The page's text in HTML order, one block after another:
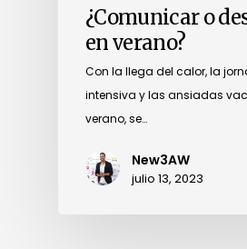
¿Comunicar o
en verano?
Con la llega del calor, la
intensiva y las ansiadas
verano, se…
New3AW
julio 13, 2023